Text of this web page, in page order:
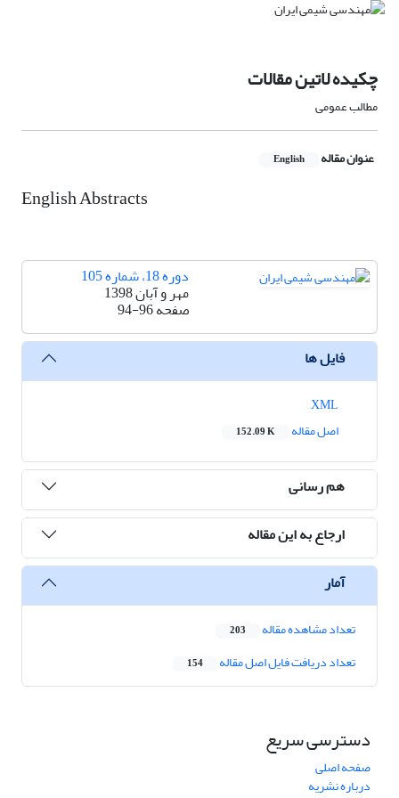
چکیده لاتین مقالات
مطالب عمومی
عنوان مقاله English
English Abstracts
دوره 18، شماره 105
مهر و آبان 1398
صفحه94-96
فایل ها
اصل مقاله
152.09 K
هم رسانی
ارجاع به این مقاله
آمار
تعداد مشاهده مقاله 203
تعداد دریافت فایل اصل مقاله 154
دسترسی سریع
صفحه اصلی
درباره نشریه